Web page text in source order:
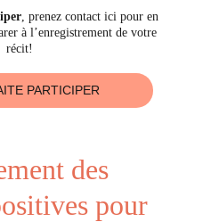
, prenez contact ici pour en
à l’enregistrement de votre
récit!
PARTICIPER
des
pour